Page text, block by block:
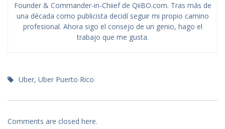
Founder & Commander-in-Chiief de QiiBO.com. Tras más de
una década como publicista decidí seguir mi propio camino
profesional. Ahora sigo el consejo de un genio, hago el
trabajo que me gusta.
Uber, Uber Puerto Rico
Comments are closed here.